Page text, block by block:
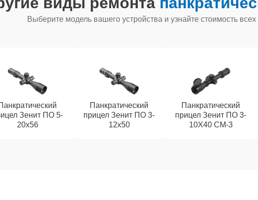
Выберите модель вашего устройства и узнайте стоимость
Зенит ПO 5-
20x56
Панкратический
прицел Зенит ПO 3-
12x50
Панкратический
прицел Зенит ПО 3-
10Х40 СМ-3